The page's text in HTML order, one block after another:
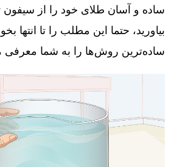
ساده و آسان طلای خود را از سیفون
بیاورید، حتما این مطلب را تا انتها
ساده‌ترین روش‌ها را به شما معرفی